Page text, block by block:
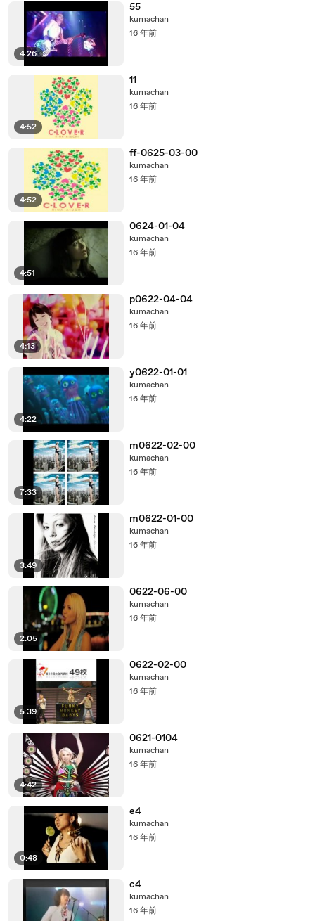
4:26
55
kumachan
16 年前
4:52
11
kumachan
16 年前
4:52
ff-0625-03-00
kumachan
16 年前
4:51
0624-01-04
kumachan
16 年前
4:13
p0622-04-04
kumachan
16 年前
4:22
y0622-01-01
kumachan
16 年前
7:33
m0622-02-00
kumachan
16 年前
3:49
m0622-01-00
kumachan
16 年前
2:05
0622-06-00
kumachan
16 年前
5:39
0622-02-00
kumachan
16 年前
4:42
0621-0104
kumachan
16 年前
0:48
e4
kumachan
16 年前
c4
kumachan
16 年前